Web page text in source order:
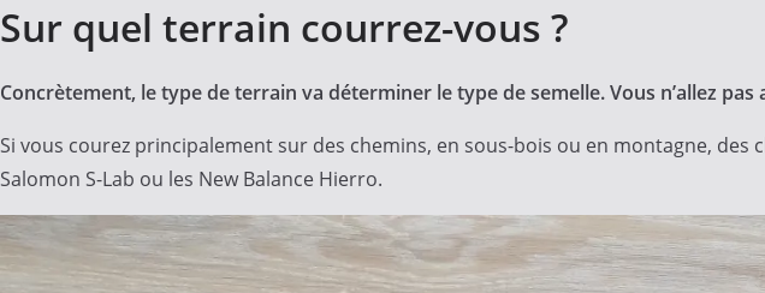
Sur quel terrain courrez-vous ?
Concrètement, le type de terrain va déterminer le type de semelle. Vous n’allez
Si vous courez principalement sur des chemins, en sous-bois ou en montagne,
Salomon S-Lab ou les New Balance Hierro.